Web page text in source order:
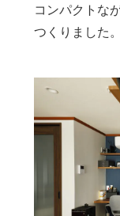
コンパクトな
つくりました。